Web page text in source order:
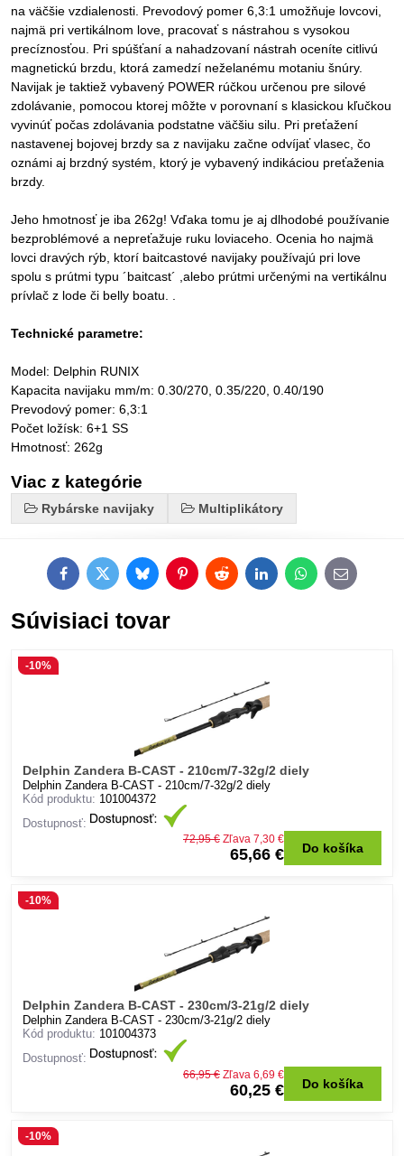
na väčšie vzdialenosti. Prevodový pomer 6,3:1 umožňuje lovcovi,
najmä pri vertikálnom love, pracovať s nástrahou s vysokou
precíznosťou. Pri spúšťaní a nahadzovaní nástrah oceníte citlivú
magnetickú brzdu, ktorá zamedzí neželanému motaniu šnúry.
Navijak je taktiež vybavený POWER rúčkou určenou pre silové
zdolávanie, pomocou ktorej môžte v porovnaní s klasickou kľučkou
vyvinúť počas zdolávania podstatne väčšiu silu. Pri preťažení
nastavenej bojovej brzdy sa z navijaku začne odvíjať vlasec, čo
oznámi aj brzdný systém, ktorý je vybavený indikáciou preťaženia
brzdy.
Jeho hmotnosť je iba 262g! Vďaka tomu je aj dlhodobé používanie
bezproblémové a nepreťažuje ruku loviaceho. Ocenia ho najmä
lovci dravých rýb, ktorí baitcastové navijaky používajú pri love
spolu s prútmi typu ´baitcast´ ,alebo prútmi určenými na vertikálnu
prívlač z lode či belly boatu. .
Technické parametre:
Model: Delphin RUNIX
Kapacita navijaku mm/m: 0.30/270, 0.35/220, 0.40/190
Prevodový pomer: 6,3:1
Počet ložísk: 6+1 SS
Hmotnosť: 262g
Viac z kategórie
Rybárske navijaky Multiplikátory
FacebookTwitterBlueskyPinterestRedditLinkedInWhatsApp
E-
mail
Súvisiaci tovar
Delphin Zandera B-CAST - 210cm/7-32g/2 diely
-10%
Delphin Zandera B-CAST - 210cm/7-32g/2 diely
Kód produktu: 101004372
Dostupnosť:
65,66 €
72,95 € Zľava 7,30 €
Do košíka
Delphin Zandera B-CAST - 230cm/3-21g/2 diely
-10%
Delphin Zandera B-CAST - 230cm/3-21g/2 diely
Kód produktu: 101004373
Dostupnosť:
60,25 €
66,95 € Zľava 6,69 €
Do košíka
-10%